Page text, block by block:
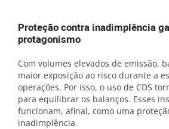
Proteção contra inadimplência
protagonismo
Com volumes elevados de emissão,
maior exposição ao risco durante a
operações. Por isso, o uso de CDS
para equilibrar os balanços. Esses
funcionam, afinal, como uma
inadimplência.